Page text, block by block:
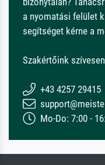
a nyomatási felület
segítséget kérne a
Szakértőink
+43 4257 29415
Mo-Do: 7:00 -